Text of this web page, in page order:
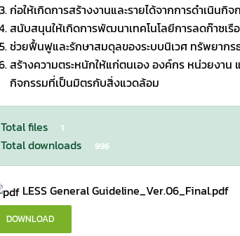
ก่อให้เกิดการสร้างงานและรายได้จากการดำเนินกิ
สนับสนุนให้เกิดการพัฒนาเทคโนโลยีการลดก๊าซเรื
ช่วยฟื้นฟูและรักษาสมดุลของระบบนิเวศ ทรัพยากร
สร้างความตระหนักให้แก่ตนเอง องค์กร หน่วยงาน
กิจกรรมที่เป็นมิตรกับสิ่งแวดล้อม
Total files 1
Total downloads 996
LESS General Guideline_Ver.06_Final.pdf
DOWNLOAD